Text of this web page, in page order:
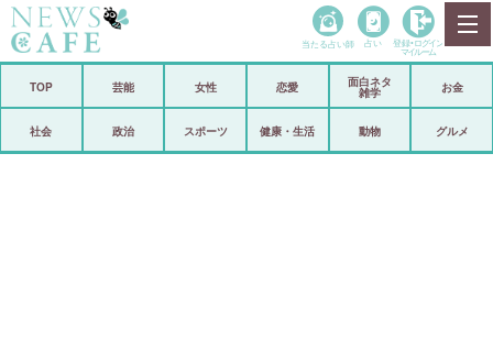
政治
当たる占い師 占い 登録• ログイン
マイルーム
TOP 芸能 女性 恋愛
面白ネタ
雑学
お金
社会 政治 スポーツ 健康・生活 動物 グルメ